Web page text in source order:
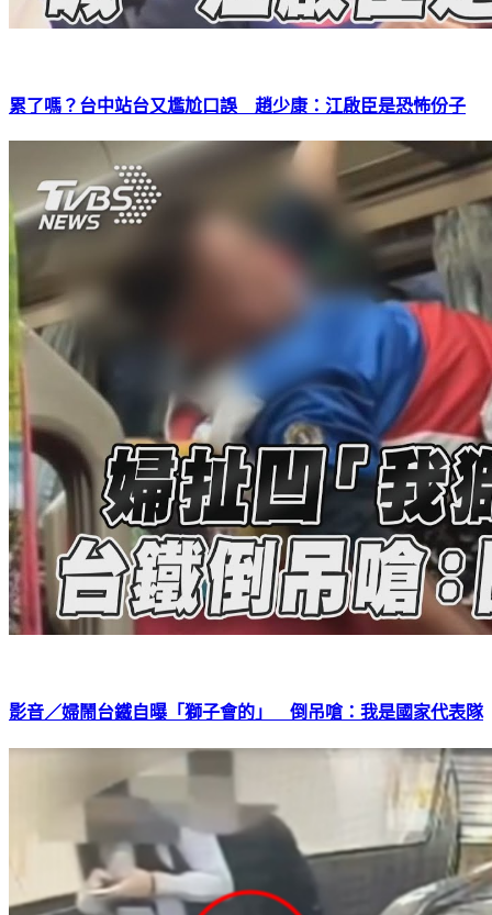
累了嗎？台中站台又尷尬口誤 趙少康：江啟臣是恐怖份子
影音／婦鬧台鐵自曝「獅子會的」 倒吊嗆：我是國家代表隊